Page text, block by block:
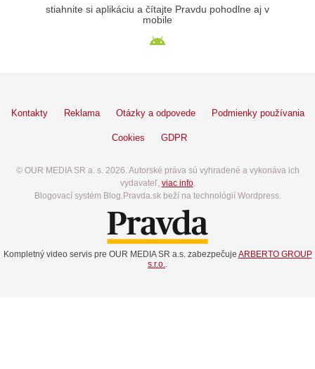
stiahnite si aplikáciu a čítajte Pravdu pohodlne aj v
mobile
Kontakty Reklama Otázky a odpovede Podmienky používania
Cookies GDPR
© OUR MEDIA SR a. s. 2026. Autorské práva sú vyhradené a vykonáva ich
vydavateľ, viac info.
Blogovací systém Blog.Pravda.sk beží na technológií Wordpress.
Kompletný video servis pre OUR MEDIA SR a.s. zabezpečuje ARBERTO GROUP
s.r.o..